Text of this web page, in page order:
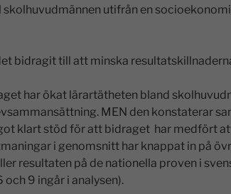
utifrån en
bidragit till att minska
har ökat lärartätheten bland
MEN den konstaterar
klart stöd för att bidraget har medfört
i genomsnitt har knappat in på
resultaten på de nationella proven i
och 9 ingår i analysen).